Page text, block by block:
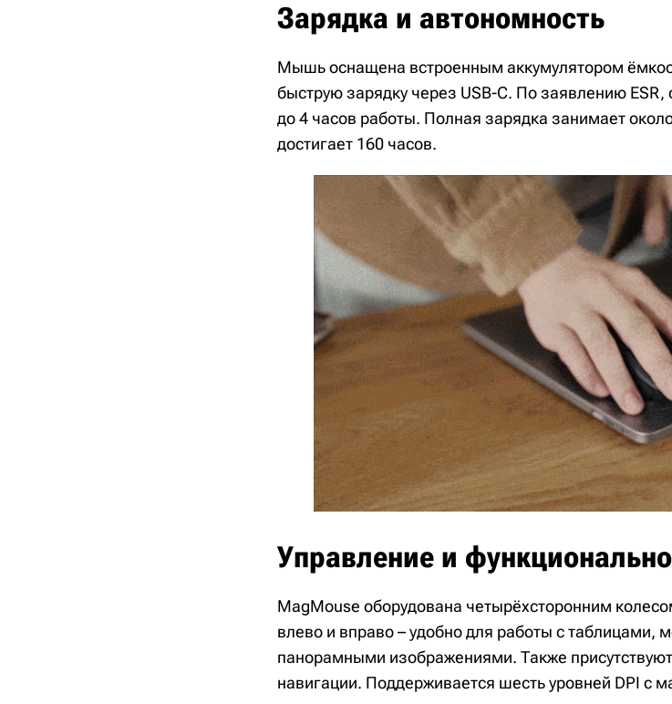
Зарядка и автономность
Мышь оснащена встроенным аккумулятором
быструю зарядку через USB-C. По заявлению
до 4 часов работы. Полная зарядка занимает
достигает 160 часов.
Управление и
MagMouse оборудована четырёхсторонним
влево и вправо – удобно для работы с
панорамными изображениями. Также
навигации. Поддерживается шесть уровней DPI с